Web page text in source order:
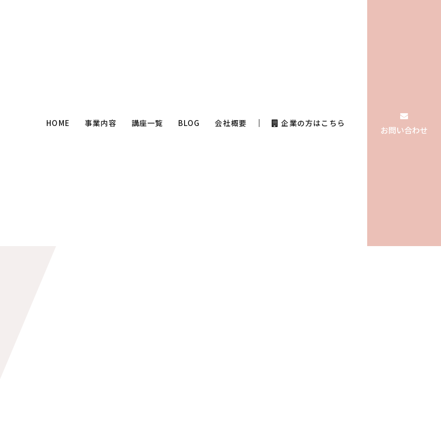
HOME 事業内容 講座一覧 BLOG 会社概要 企業の方はこちら
お問い合わせ